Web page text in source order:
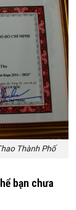
Thành Phố
bạn chưa